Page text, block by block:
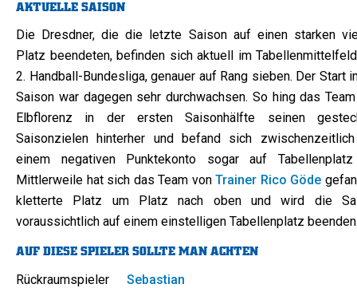
AKTUELLE SAISON
Die Dresdner, die die letzte Saison auf einen starken
Platz beendeten, befinden sich aktuell im
2. Handball-Bundesliga, genauer auf Rang sieben. Der Start
Saison war dagegen sehr durchwachsen. So hing das
Elbflorenz in der ersten Saisonhälfte seinen
Saisonzielen hinterher und befand sich
einem negativen Punktekonto sogar auf
Mittlerweile hat sich das Team vonTrainer Rico Göde
kletterte Platz um Platz nach oben und wird die
voraussichtlich auf einem einstelligen Tabellenplatz
AUF DIESE SPIELER SOLLTE MAN ACHTEN
Rückraumspieler Sebastian